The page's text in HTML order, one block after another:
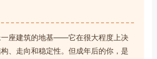
一座建筑的地基——它在很大程度上决
、走向和稳定性。但成年后的你，是